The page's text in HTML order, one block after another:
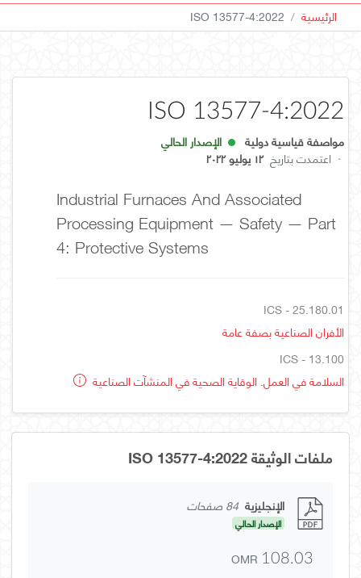
الرئيسية ISO 13577-4:2022
ISO 13577-4:2022
مواصفة قياسية دولية
الإصدار الحالي
· اعتمدت بتاريخ ١٢ يوليو ٢٠٢٢
Industrial Furnaces And Associated
Processing Equipment — Safety — Part
4: Protective Systems
ICS - 25.180.01
الأفران الصناعية بصفة عامة
ICS - 13.100
السلامة في العمل. الوقاية الصحية في المنشآت الصناعية
ملفات الوثيقة ISO 13577-4:2022
الإنجليزية 84 صفحات
الإصدار الحالي
OMR 108.03